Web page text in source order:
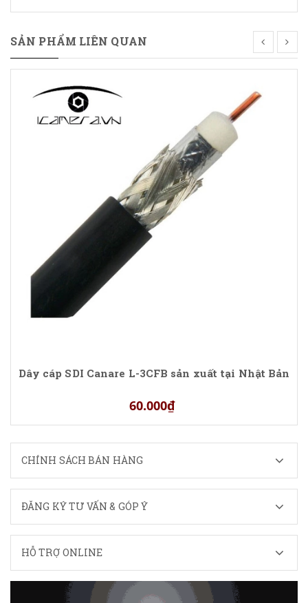
SẢN PHẨM LIÊN QUAN
Dây cáp SDI Canare L-3CFB sản xuất tại Nhật Bản
60.000₫
CHÍNH SÁCH BÁN HÀNG
ĐĂNG KÝ TƯ VẤN & GÓP Ý
HỖ TRỢ ONLINE